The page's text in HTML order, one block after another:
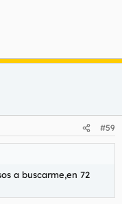
#59
a buscarme,en 72